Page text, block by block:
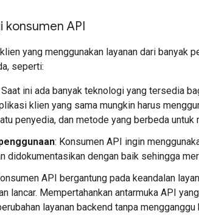
konsumen API
yang menggunakan layanan dari banyak
seperti:
Saat ini ada banyak teknologi yang tersedia
klien yang sama mungkin harus
penyedia, dan metode yang berbeda untuk
: Konsumen API ingin
didokumentasikan dengan baik sehingga
API bergantung pada keandalan
lancar. Mempertahankan antarmuka API
layanan backend tanpa mengganggu